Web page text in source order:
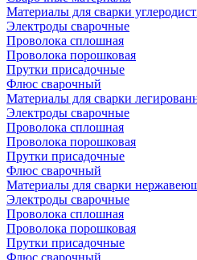
Материалы для сварки
Электроды сварочные
Проволока сплошная
Проволока порошковая
Прутки присадочные
Флюс сварочный
Материалы для сварки
Электроды сварочные
Проволока сплошная
Проволока порошковая
Прутки присадочные
Флюс сварочный
Материалы для сварки
Электроды сварочные
Проволока сплошная
Проволока порошковая
Прутки присадочные
Флюс сварочный